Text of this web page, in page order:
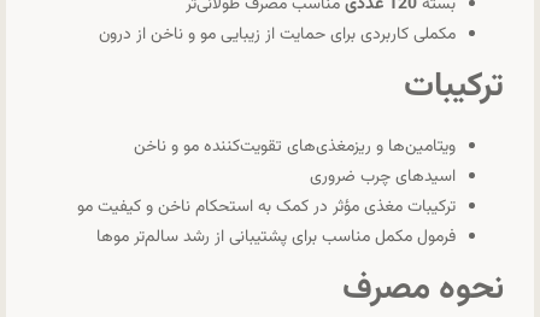
مکملی کاربردی برای حمایت از زیبایی مو و ناخن از درون
ترکیبات
ویتامین‌ها و ریزمغذی‌های تقویت‌کننده مو و ناخن
اسیدهای چرب ضروری
ترکیبات مغذی مؤثر در کمک به استحکام ناخن و کیفیت مو
فرمول مکمل مناسب برای پشتیبانی از رشد سالم‌تر موها
نحوه مصرف